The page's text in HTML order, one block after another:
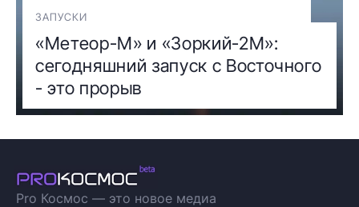
ЗАПУСКИ
«Метеор-М» и «Зоркий-2М»:
сегодняшний запуск с Восточного
- это прорыв
Pro Космос — это новое медиа